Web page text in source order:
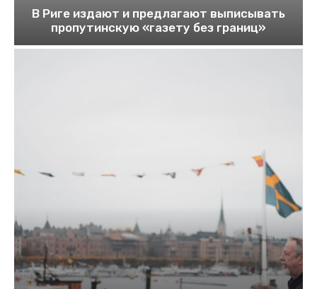
В Риге издают и предлагают выписывать
пропутинскую «газету без границ»